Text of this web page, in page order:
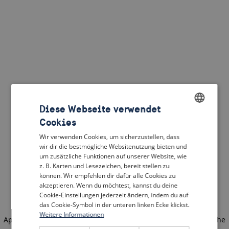
Application error: a client-side exception has occurred
(see the
DUTCH
FRENCH
GERMAN
Diese Webseite verwendet
Cookies
Wir verwenden Cookies, um sicherzustellen, dass
wir dir die bestmögliche Websitenutzung bieten und
um zusätzliche Funktionen auf unserer Website, wie
z. B. Karten und Lesezeichen, bereit stellen zu
können. Wir empfehlen dir dafür alle Cookies zu
akzeptieren. Wenn du möchtest, kannst du deine
Cookie-Einstellungen jederzeit ändern, indem du auf
das Cookie-Symbol in der unteren linken Ecke klickst.
Weitere Informationen